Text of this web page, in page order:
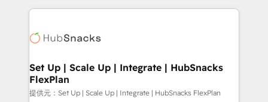
WooCommerce, BuilderTrend, and more Experience
the difference — reach out to see how AI + HubSpot
results)! In short, our services include: - HubSpot
HubSpot development: websites, custom modules,
marketing, advertising, campaigns, content and
design We connect people, data and technology to
improve customer experiences. With our bright
Set Up | Scale Up | Integrate | HubSnacks
FlexPlan
提供元：Set Up | Scale Up | Integrate | HubSnacks FlexPlan